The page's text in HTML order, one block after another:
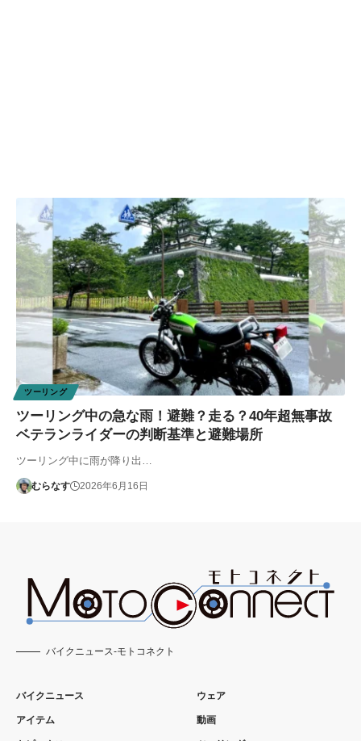
ツーリング
ツーリング中の急な雨！避難？走る？40年超無事故
ベテランライダーの判断基準と避難場所
ツーリング中に雨が降り出…
むらなす 2026年6月16日
バイクニュース-モトコネクト
バイクニュース
アイテム
ウェア
動画